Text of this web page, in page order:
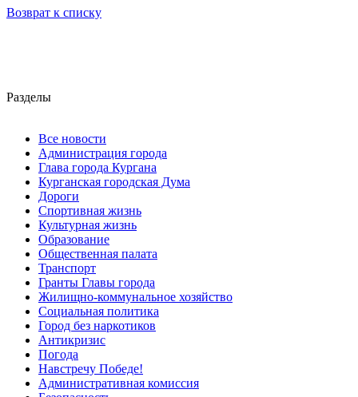
Возврат к списку
Разделы
Все новости
Администрация города
Глава города Кургана
Курганская городская Дума
Дороги
Спортивная жизнь
Культурная жизнь
Образование
Общественная палата
Транспорт
Гранты Главы города
Жилищно-коммунальное хозяйство
Социальная политика
Город без наркотиков
Антикризис
Погода
Навстречу Победе!
Административная комиссия